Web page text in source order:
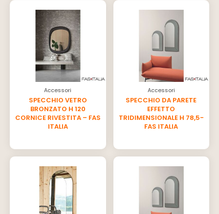
Accessori
SPECCHIO VETRO
BRONZATO H 120
CORNICE RIVESTITA – FAS
ITALIA
Accessori
SPECCHIO DA PARETE
EFFETTO
TRIDIMENSIONALE H 78,5-
FAS ITALIA